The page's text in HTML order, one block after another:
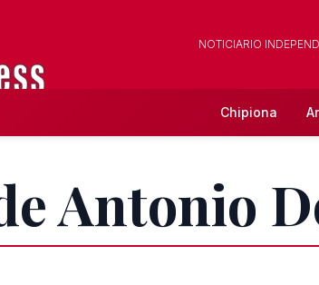
NOTICIARIO
Chipiona
Antonio